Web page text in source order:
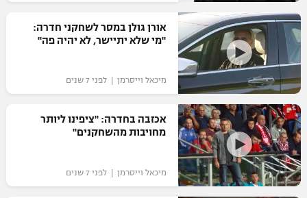
רשיון להקרנה פומבית לבית עסק
הצטרפות לחבילת הערוצים
לוח דרושים – ג'ובנט
תגיות
המגזין
אורן גולן במסר לשחקני חדרה:
"מי שלא יתיישר, לא יהיה פה"
מיכאל וייסרמן | לפני 7 שנים
אכזבה בחדרה: "ציפינו ליותר
מחויבות מהשחקנים"
מיכאל וייסרמן | לפני 7 שנים